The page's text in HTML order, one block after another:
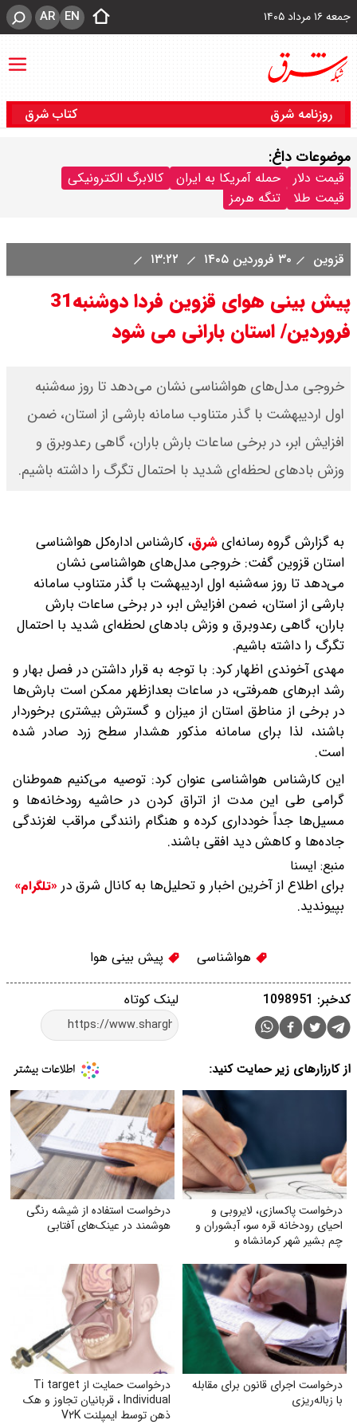
جمعه ۱۶ مرداد ۱۴۰۵ EN
AR
روزنامه شرق کتاب شرق
موضوعات داغ:
قیمت دلار حمله آمریکا به ایران
کالابرگ الکترونیکی
قیمت طلا
تنگه هرمز
قزوین ۳۰ فروردین ۱۴۰۵
پیش بینی هوای قزوین فردا دوشنبه31
فروردین/ استان بارانی می شود
خروجی مدل‌های هواشناسی نشان می‌دهد تا روز سه‌شنبه
اول اردیبهشت با گذر متناوب سامانه بارشی از استان، ضمن
افزایش ابر، در برخی ساعات بارش باران، گاهی رعدوبرق و
وزش بادهای لحظه‌ای شدید با احتمال تگرگ را داشته باشیم.
به گزارش گروه رسانه‌ایشرق،کارشناس اداره‌کل هواشناسی
استان قزوین گفت: خروجی مدل‌های هواشناسی نشان
می‌دهد تا روز سه‌شنبه اول اردیبهشت با گذر متناوب سامانه
بارشی از استان، ضمن افزایش ابر، در برخی ساعات بارش
باران، گاهی رعدوبرق و وزش بادهای لحظه‌ای شدید با احتمال
تگرگ را داشته باشیم.
مهدی آخوندی اظهار کرد: با توجه به قرار داشتن در فصل بهار و
رشد ابرهای همرفتی، در ساعات بعدازظهر ممکن است بارش‌ها
در برخی از مناطق استان از میزان و گسترش بیشتری برخوردار
باشند، لذا برای سامانه مذکور هشدار سطح زرد صادر شده
است.
این کارشناس هواشناسی عنوان کرد: توصیه می‌کنیم هموطنان
گرامی طی این مدت از اتراق کردن در حاشیه رودخانه‌ها و
مسیل‌ها جداً خودداری کرده و هنگام رانندگی مراقب لغزندگی
جاده‌ها و کاهش دید افقی باشند.
منبع: ایسنا
برای اطلاع از آخرین اخبار و تحلیل‌ها به کانال شرق در «تلگرام»
بپیوندید.
هواشناسی پیش بینی هوا
لینک کوتاه کدخبر: 1098951
از کارزارهای زیر حمایت کنید:
درخواست پاکسازی، لایروبی و
احیای رودخانه قره سو، آبشوران و
چم بشیر شهر کرمانشاه و
(گاماسیاب، دینورآب، سیمره)
درخواست استفاده از شیشه رنگی
هوشمند در عینک‌های آفتابی
درخواست اجرای قانون برای مقابله
با زباله‌ریزی
درخواست حمایت از Ti target
Individual ، قربانیان تجاوز و هک
ذهن توسط ایمپلنت V۲K